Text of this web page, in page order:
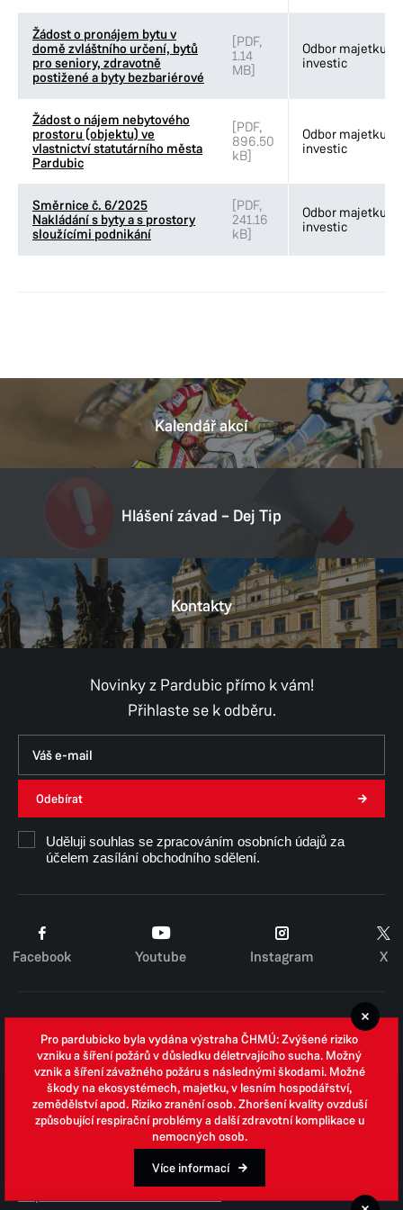
Veřejné prostranství MO IV
Veřejné prostranství MO V
Životní prostředí a doprava MO II
Žádost o pronájem bytu v
domě zvláštního určení, bytů
pro seniory, zdravotně
postižené a byty bezbariérové
[PDF,
1.14
MB]
Odbor majetku a
investic
Žádost o nájem nebytového
prostoru (objektu) ve
vlastnictví statutárního města
Pardubic
[PDF,
896.50
kB]
Odbor majetku a
investic
Směrnice č. 6/2025
Nakládání s byty a s prostory
sloužícími podnikání
[PDF,
241.16
kB]
Odbor majetku a
investic
Kalendář akcí
Hlášení závad – Dej Tip
Kontakty
Novinky z Pardubic přímo k vám!
Přihlaste se k odběru.
Odebírat
Uděluji souhlas se zpracováním osobních údajů za
účelem zasílání obchodního sdělení.
Facebook Youtube Instagram X
Zpracování osobních údajů
Whistleblowing
Open data
Povinně zveřejňované informace
Prohlášení o přístupnosti
Odpovědi na žádosti o informace
Pro pardubicko byla vydána výstraha ČHMÚ: Zvýšené riziko
vzniku a šíření požárů v důsledku déletrvajícího sucha. Možný
vznik a šíření závažného požáru s následnými škodami. Možné
škody na ekosystémech, majetku, v lesním hospodářství,
zemědělství apod. Riziko zranění osob. Zhoršení kvality ovzduší
způsobující respirační problémy a další zdravotní komplikace u
nemocných osob.
Více informací